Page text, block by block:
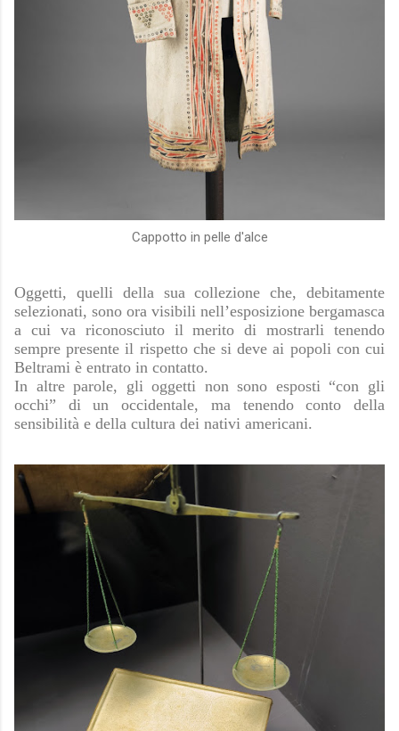
Cappotto in pelle d'alce
Oggetti, quelli della sua collezione che, debitamente
selezionati, sono ora visibili nell’esposizione bergamasca
a cui va riconosciuto il merito di mostrarli tenendo
sempre presente il rispetto che si deve ai popoli con cui
Beltrami è entrato in contatto.
In altre parole, gli oggetti non sono esposti “con gli
occhi” di un occidentale, ma tenendo conto della
sensibilità e della cultura dei nativi americani.